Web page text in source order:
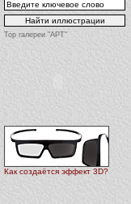
Top галереи "АРТ"
Как создаётся эффект 3D?